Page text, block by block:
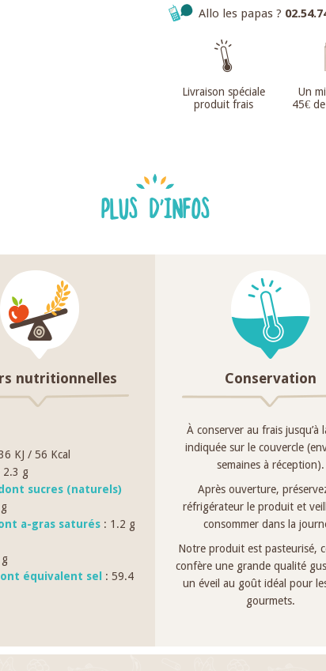
Allo les papas ?
Livraison spéciale
produit frais
Un
45€
PLUS D'INFOS
nutritionnelles
KJ / 56 Kcal
g
sucres (naturels)
a-gras saturés: 1.2 g
équivalent sel
: 59.4
Conservation
À conserver au frais jusqu’à
indiquée sur le couvercle
semaines à réception).
Après ouverture,
réfrigérateur le produit et
consommer dans la
Notre produit est pasteurisé,
confère une grande qualité
un éveil au goût idéal pour
gourmets.